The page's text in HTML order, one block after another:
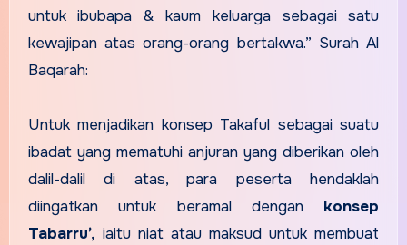
untuk ibubapa & kaum keluarga sebagai satu
kewajipan atas orang-orang bertakwa.” Surah Al
Baqarah:
Untuk menjadikan konsep Takaful sebagai suatu
ibadat yang mematuhi anjuran yang diberikan oleh
dalil-dalil di atas, para peserta hendaklah
diingatkan untuk beramal dengan konsep
Tabarru’, iaitu niat atau maksud untuk membuat